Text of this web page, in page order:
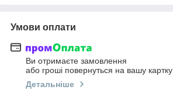
Умови оплати
Ви отримаєте замовлення
або гроші повернуться на вашу картку
Детальніше